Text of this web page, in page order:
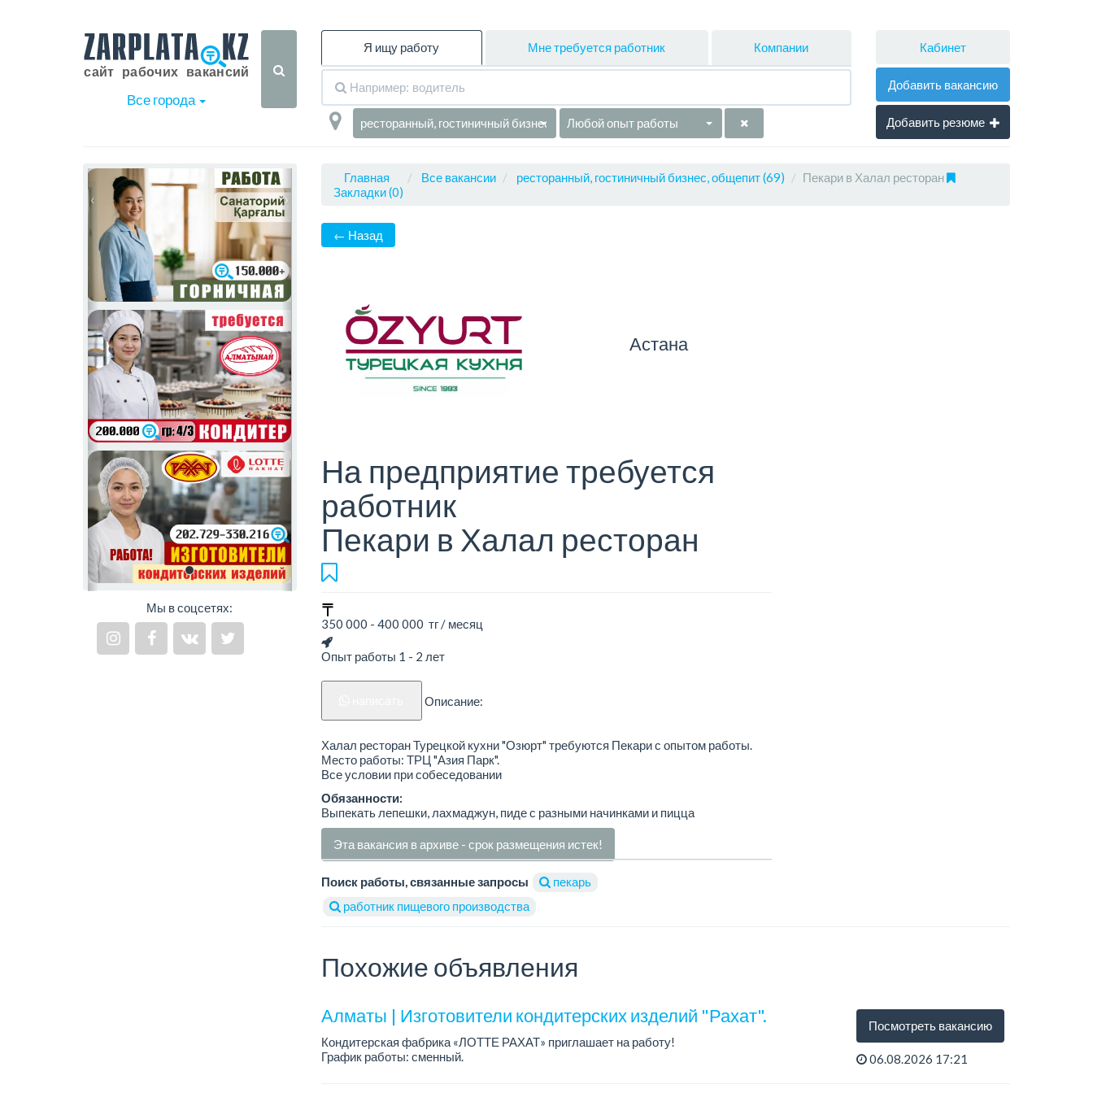
Все города
Я ищу работу Мне требуется работник Компании
ресторанный, гостиничный бизнес, общепитЛюбой опыт работы
Кабинет
Добавить вакансию
Добавить резюме
‹ ›
Мы в соцсетях:
Главная Все вакансии ресторанный, гостиничный бизнес, общепит (69)
Пекари в Халал ресторан
Закладки (0)
← Назад
Астана
На предприятие требуется
работник
Пекари в Халал ресторан
350 000 - 400 000 тг / месяц
Опыт работы 1 - 2 лет
Описание:
Халал ресторан Турецкой кухни "Озюрт" требуются Пекари с опытом работы.
Место работы: ТРЦ "Азия Парк".
Все условии при собеседовании
Обязанности:
Выпекать лепешки, лахмаджун, пиде с разными начинками и пицца
Эта вакансия в архиве - срок размещения истек!
Поиск работы, связанные запросы
пекарь
работник пищевого производства
Похожие объявления
Алматы | Изготовители кондитерских изделий "Рахат".
Кондитерская фабрика «ЛОТТЕ РАХАТ» приглашает на работу!
График работы: сменный.
Посмотреть вакансию
06.08.2026 17:21